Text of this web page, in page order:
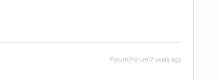
Forum|Forum|7 years ago